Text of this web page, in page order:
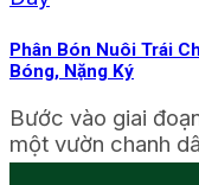
Phân Bón Nuôi Trái
Bóng, Nặng Ký
Bước vào giai
một vườn chanh